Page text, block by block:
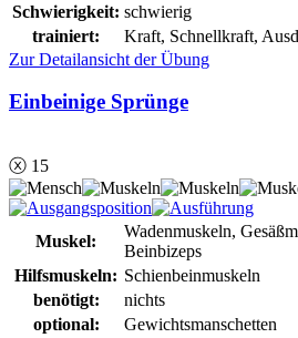
Schwierigkeit: schwierig
trainiert:
Kraft, Schnellkraft,
Zur Detailansicht der Übung
Einbeinige Sprünge
ⓧ 15
Muskel:
Wadenmuskeln,
Beinbizeps
Hilfsmuskeln: Schienbeinmuskeln
benötigt:
nichts
optional:
Gewichtsmanschetten